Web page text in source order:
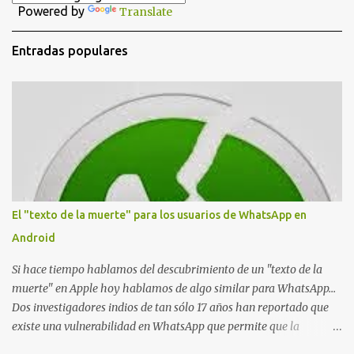
a
r
u
n
Powered by Translate
Entradas populares
El "texto de la muerte" para los usuarios de WhatsApp en
Android
Si hace tiempo hablamos del descubrimiento de un "texto de la
muerte" en Apple hoy hablamos de algo similar para WhatsApp...
Dos investigadores indios de tan sólo 17 años han reportado que
existe una vulnerabilidad en WhatsApp que permite que la